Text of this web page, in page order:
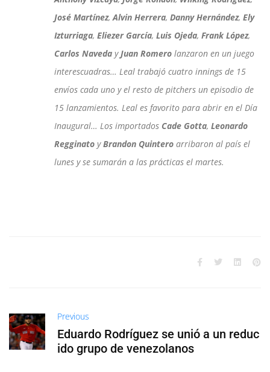
José Martínez, Alvin Herrera, Danny Hernández, Ely
Izturriaga, Eliezer García, Luis Ojeda, Frank López,
Carlos Naveda y Juan Romero lanzaron en un juego
interescuadras… Leal trabajó cuatro innings de 15
envíos cada uno y el resto de pitchers un episodio de
15 lanzamientos. Leal es favorito para abrir en el Día
Inaugural… Los importados Cade Gotta, Leonardo
Regginato yBrandon Quintero arribaron al país el
lunes y se sumarán a las prácticas el martes.
Previous
Eduardo Rodríguez se unió a un reduc
ido grupo de venezolanos